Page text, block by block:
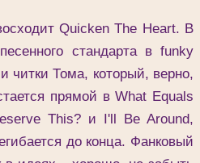
Quicken The Heart. В
стандарта в funky
читки Тома, который, верно,
прямой в What Equals
This? и I'll Be Around,
до конца. Фанковый